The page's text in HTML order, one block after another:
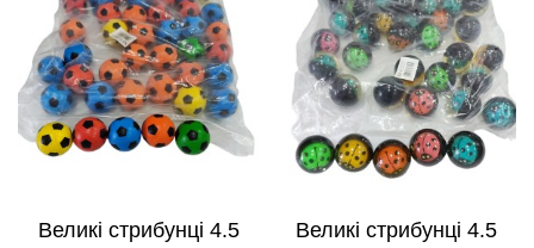
Великі стрибунці 4.5
Великі стрибунці 4.5